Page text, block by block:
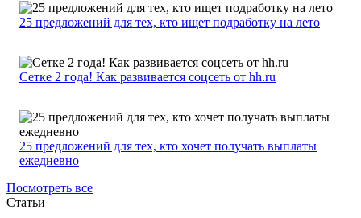
25 предложений для тех, кто ищет подработку на лето
Сетке 2 года! Как развивается соцсеть от hh.ru
25 предложений для тех, кто хочет получать выплаты
ежедневно
Посмотреть все
Статьи